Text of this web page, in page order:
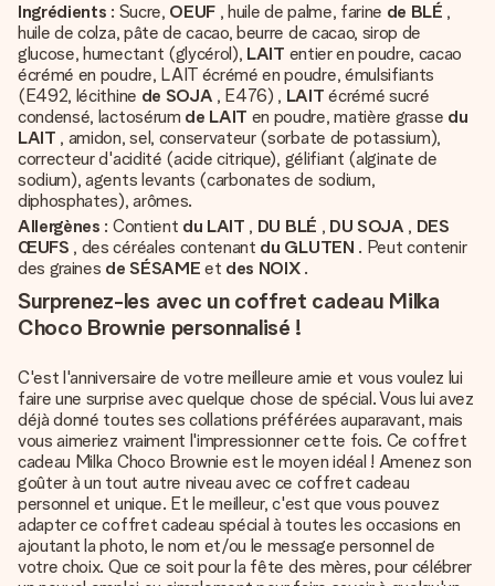
Ingrédients : Sucre, OEUF , huile de palme, farine de BLÉ ,
huile de colza, pâte de cacao, beurre de cacao, sirop de
glucose, humectant (glycérol), LAIT entier en poudre, cacao
écrémé en poudre, LAIT écrémé en poudre, émulsifiants
(E492, lécithine de SOJA , E476) , LAIT écrémé sucré
condensé, lactosérum de LAIT en poudre, matière grasse du
LAIT , amidon, sel, conservateur (sorbate de potassium),
correcteur d'acidité (acide citrique), gélifiant (alginate de
sodium), agents levants (carbonates de sodium,
diphosphates), arômes.
Allergènes : Contient du LAIT , DU BLÉ , DU SOJA , DES
ŒUFS , des céréales contenant du GLUTEN . Peut contenir
des graines de SÉSAME et des NOIX.
Surprenez-les avec un coffret cadeau Milka
Choco Brownie personnalisé !
C'est l'anniversaire de votre meilleure amie et vous voulez lui
faire une surprise avec quelque chose de spécial. Vous lui avez
déjà donné toutes ses collations préférées auparavant, mais
vous aimeriez vraiment l'impressionner cette fois. Ce coffret
cadeau Milka Choco Brownie est le moyen idéal ! Amenez son
goûter à un tout autre niveau avec ce coffret cadeau
personnel et unique. Et le meilleur, c'est que vous pouvez
adapter ce coffret cadeau spécial à toutes les occasions en
ajoutant la photo, le nom et/ou le message personnel de
votre choix. Que ce soit pour la fête des mères, pour célébrer